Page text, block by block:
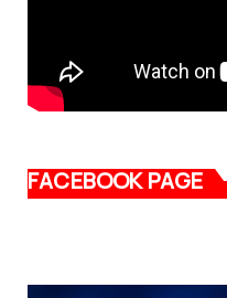
FACEBOOK PAGE